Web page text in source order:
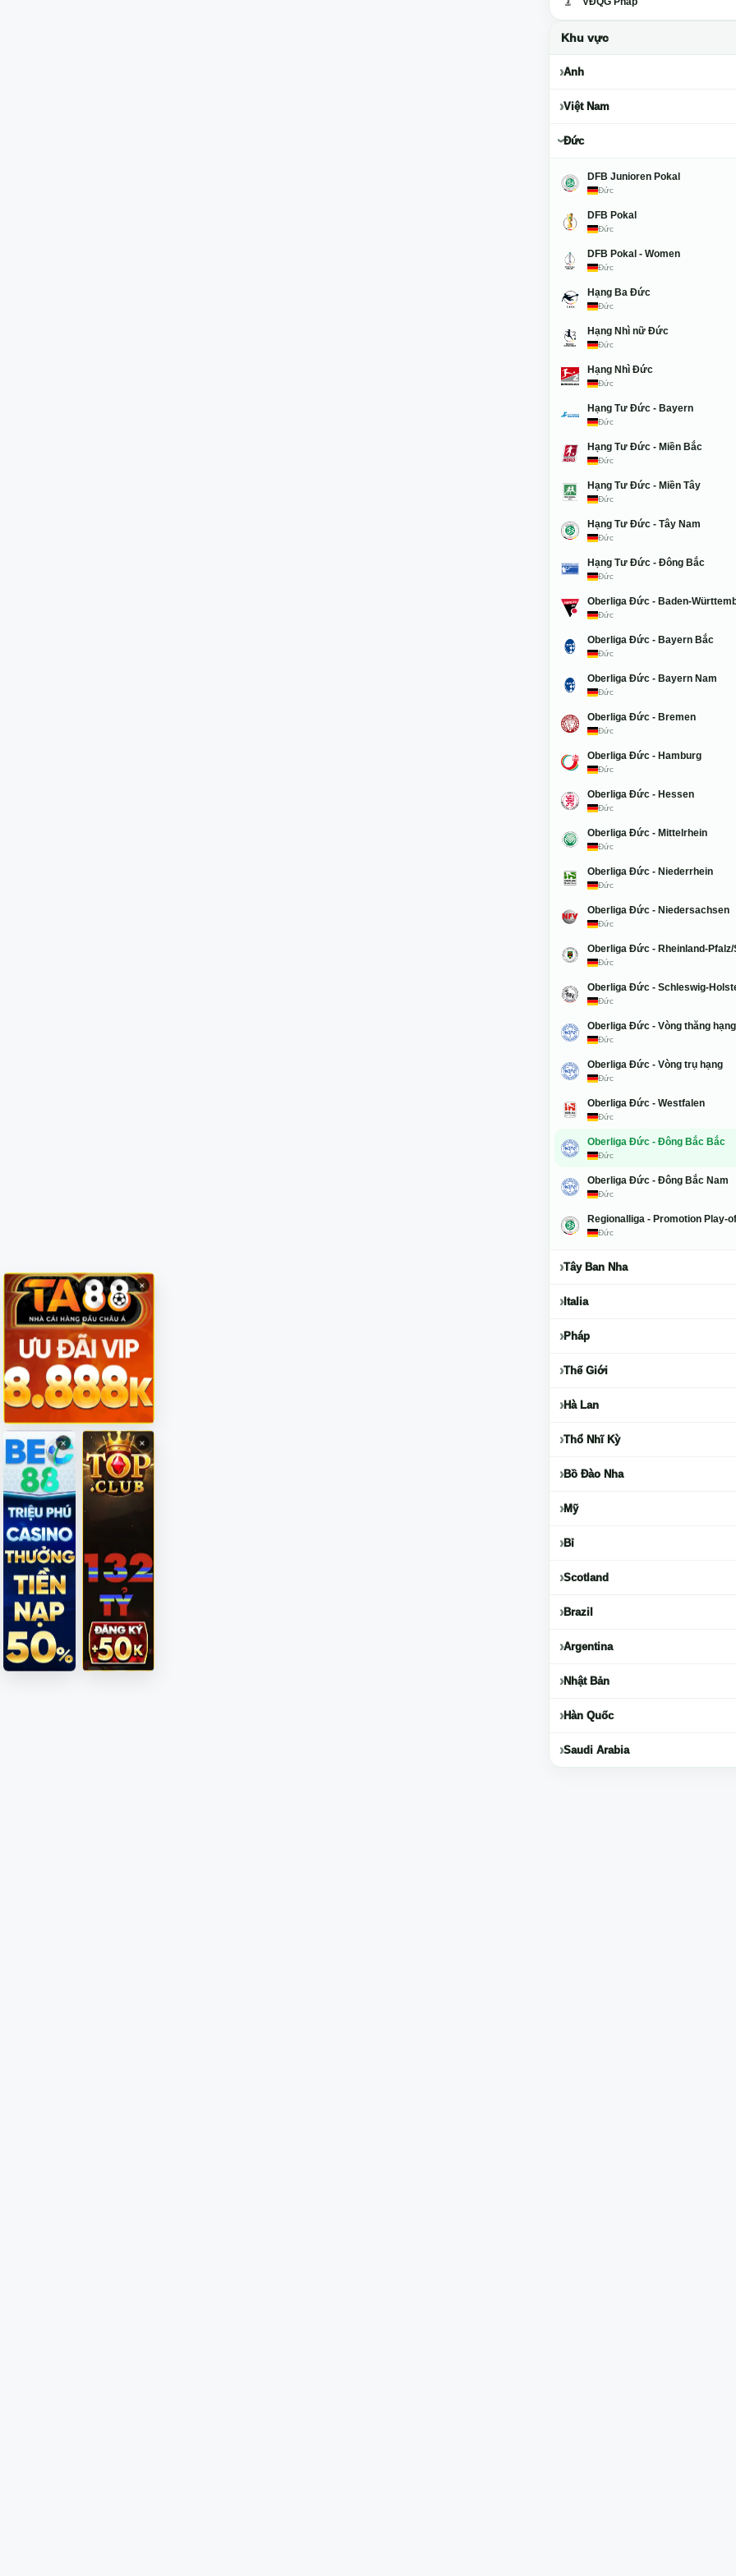
Khu vực
Anh
Việt Nam
Đức
DFB Junioren Pokal
Đức
DFB Pokal
Đức
DFB Pokal - Women
Đức
Hạng Ba Đức
Đức
Hạng Nhì nữ Đức
Đức
Hạng Nhì Đức
Đức
Hạng Tư Đức - Bayern
Đức
Hạng Tư Đức - Miền Bắc
Đức
Hạng Tư Đức - Miền Tây
Đức
Hạng Tư Đức - Tây Nam
Đức
Hạng Tư Đức - Đông Bắc
Đức
Oberliga Đức - Baden-
Đức
Oberliga Đức - Bayern Bắc
Đức
Oberliga Đức - Bayern Nam
Đức
Oberliga Đức - Bremen
Đức
Oberliga Đức - Hamburg
Đức
Oberliga Đức - Hessen
Đức
Oberliga Đức - Mittelrhein
Đức
Oberliga Đức - Niederrhein
Đức
Oberliga Đức - Niedersachsen
Đức
Oberliga Đức - Rheinland-Pfalz/
Đức
Oberliga Đức - Schleswig-
Đức
Oberliga Đức - Vòng thăng hạng
Đức
Oberliga Đức - Vòng trụ hạng
Đức
Oberliga Đức - Westfalen
Đức
Oberliga Đức - Đông Bắc Bắc
Đức
Oberliga Đức - Đông Bắc Nam
Đức
Regionalliga - Promotion Play-
Đức
Tây Ban Nha
Italia
Pháp
Thế Giới
Hà Lan
Thổ Nhĩ Kỳ
Bồ Đào Nha
Mỹ
Bỉ
Scotland
Brazil
Argentina
Nhật Bản
Hàn Quốc
Saudi Arabia
×
× ×